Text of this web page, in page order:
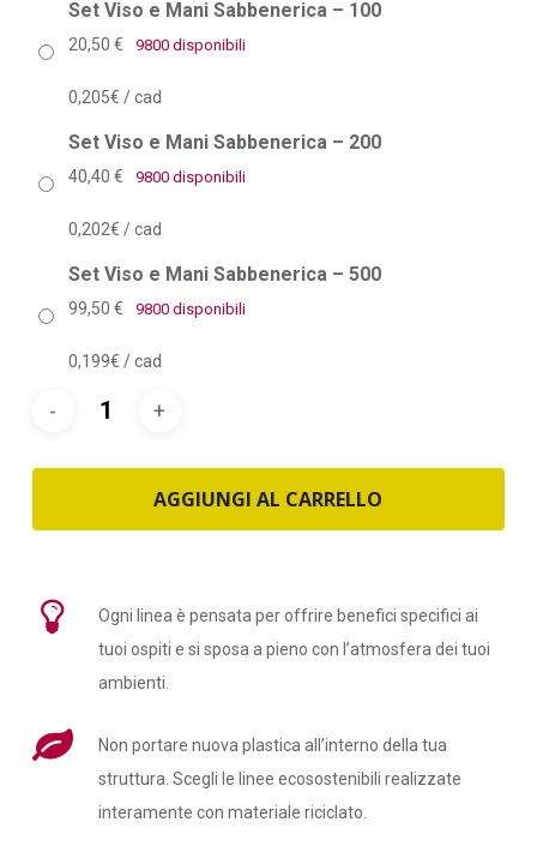
Set Viso e Mani Sabbenerica – 100
20,50 € 9800 disponibili
0,205€ / cad
Set Viso e Mani Sabbenerica – 200
40,40 € 9800 disponibili
0,202€ / cad
Set Viso e Mani Sabbenerica – 500
99,50 € 9800 disponibili
0,199€ / cad
AGGIUNGI AL CARRELLO
Ogni linea è pensata per offrire benefici specifici ai
tuoi ospiti e si sposa a pieno con l’atmosfera dei tuoi
ambienti.
Non portare nuova plastica all’interno della tua
struttura. Scegli le linee ecosostenibili realizzate
interamente con materiale riciclato.